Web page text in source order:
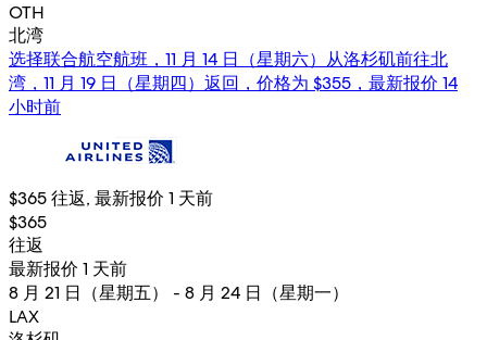
OTH
北湾
选择联合航空航班，11 月 14 日（星期六）从洛杉矶前往北
湾，11 月 19 日（星期四）返回，价格为 $355，最新报价 14
小时前
$365 往返, 最新报价 1 天前
$365
往返
最新报价 1 天前
8 月 21 日（星期五） - 8 月 24 日（星期一）
LAX